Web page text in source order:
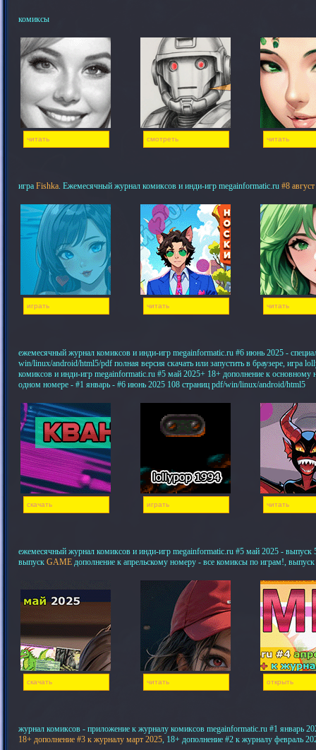
комиксы
читать смотреть читать
игра Fishka. Ежемесячный журнал комиксов и инди-игр megainformatic.ru #8
играть читать читать
ежемесячный журнал комиксов и инди-игр megainformatic.ru #6 июнь 2025 -
win/linux/android/html5/pdf полная версия скачать или запустить в браузере, игра
комиксов и инди-игр megainformatic.ru #5 май 2025+ 18+ дополнение к основному
одном номере - #1 январь - #6 июнь 2025 108 страниц pdf/win/linux/android/html5
скачать играть читать
ежемесячный журнал комиксов и инди-игр megainformatic.ru #5 май 2025 - выпуск
выпуск GAME дополнение к апрельскому номеру - все комиксы по играм!,
скачать читать открыть
журнал комиксов - приложение к журналу комиксов megainformatic.ru #1 январь
18+ дополнение #3 к журналу март 2025, 18+ дополнение #2 к журналу февраль